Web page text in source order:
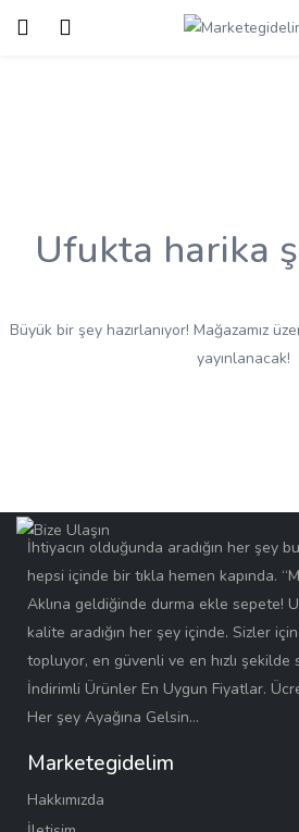
Giriş
Ufukta harika
Büyük bir şey hazırlanıyor! Mağazamız
yayınlanacak!
İhtiyacın olduğunda aradığın her şey
hepsi içinde bir tıkla hemen kapında.
Aklına geldiğinde durma ekle sepete!
kalite aradığın her şey içinde. Sizler
topluyor, en güvenli ve en hızlı şekilde
İndirimli Ürünler En Uygun Fiyatlar.
Her şey Ayağına Gelsin…
Marketegidelim
Hakkımızda